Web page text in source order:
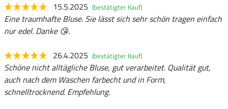
15.5.2025 (bestätigter Kauf)
Eine traumhafte Bluse. Sie lässt sich sehr schön tragen einfach
nur edel. Danke 😘.
26.4.2025 (bestätigter Kauf)
Schöne nicht alltägliche Bluse, gut verarbeitet. Qualität gut,
auch nach dem Waschen farbecht und in Form,
schnelltrocknend. Empfehlung.